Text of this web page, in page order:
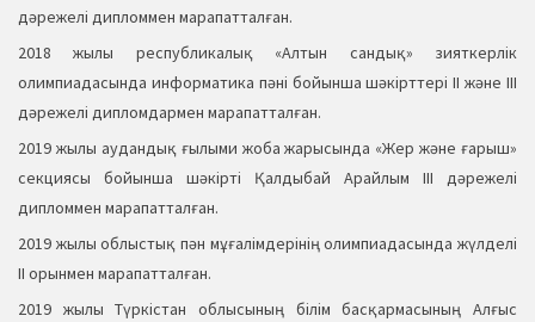
дәрежелі дипломмен марапатталған.
2018 жылы республикалық «Алтын сандық» зияткерлік
олимпиадасында информатика пәні бойынша шәкірттері ІІ және ІІІ
дәрежелі дипломдармен марапатталған.
2019 жылы аудандық ғылыми жоба жарысында «Жер және ғарыш»
секциясы бойынша шәкірті Қалдыбай Арайлым ІІІ дәрежелі
дипломмен марапатталған.
2019 жылы облыстық пән мұғалімдерінің олимпиадасында жүлделі
ІІ орынмен марапатталған.
2019 жылы Түркістан облысының білім басқармасының Алғыс